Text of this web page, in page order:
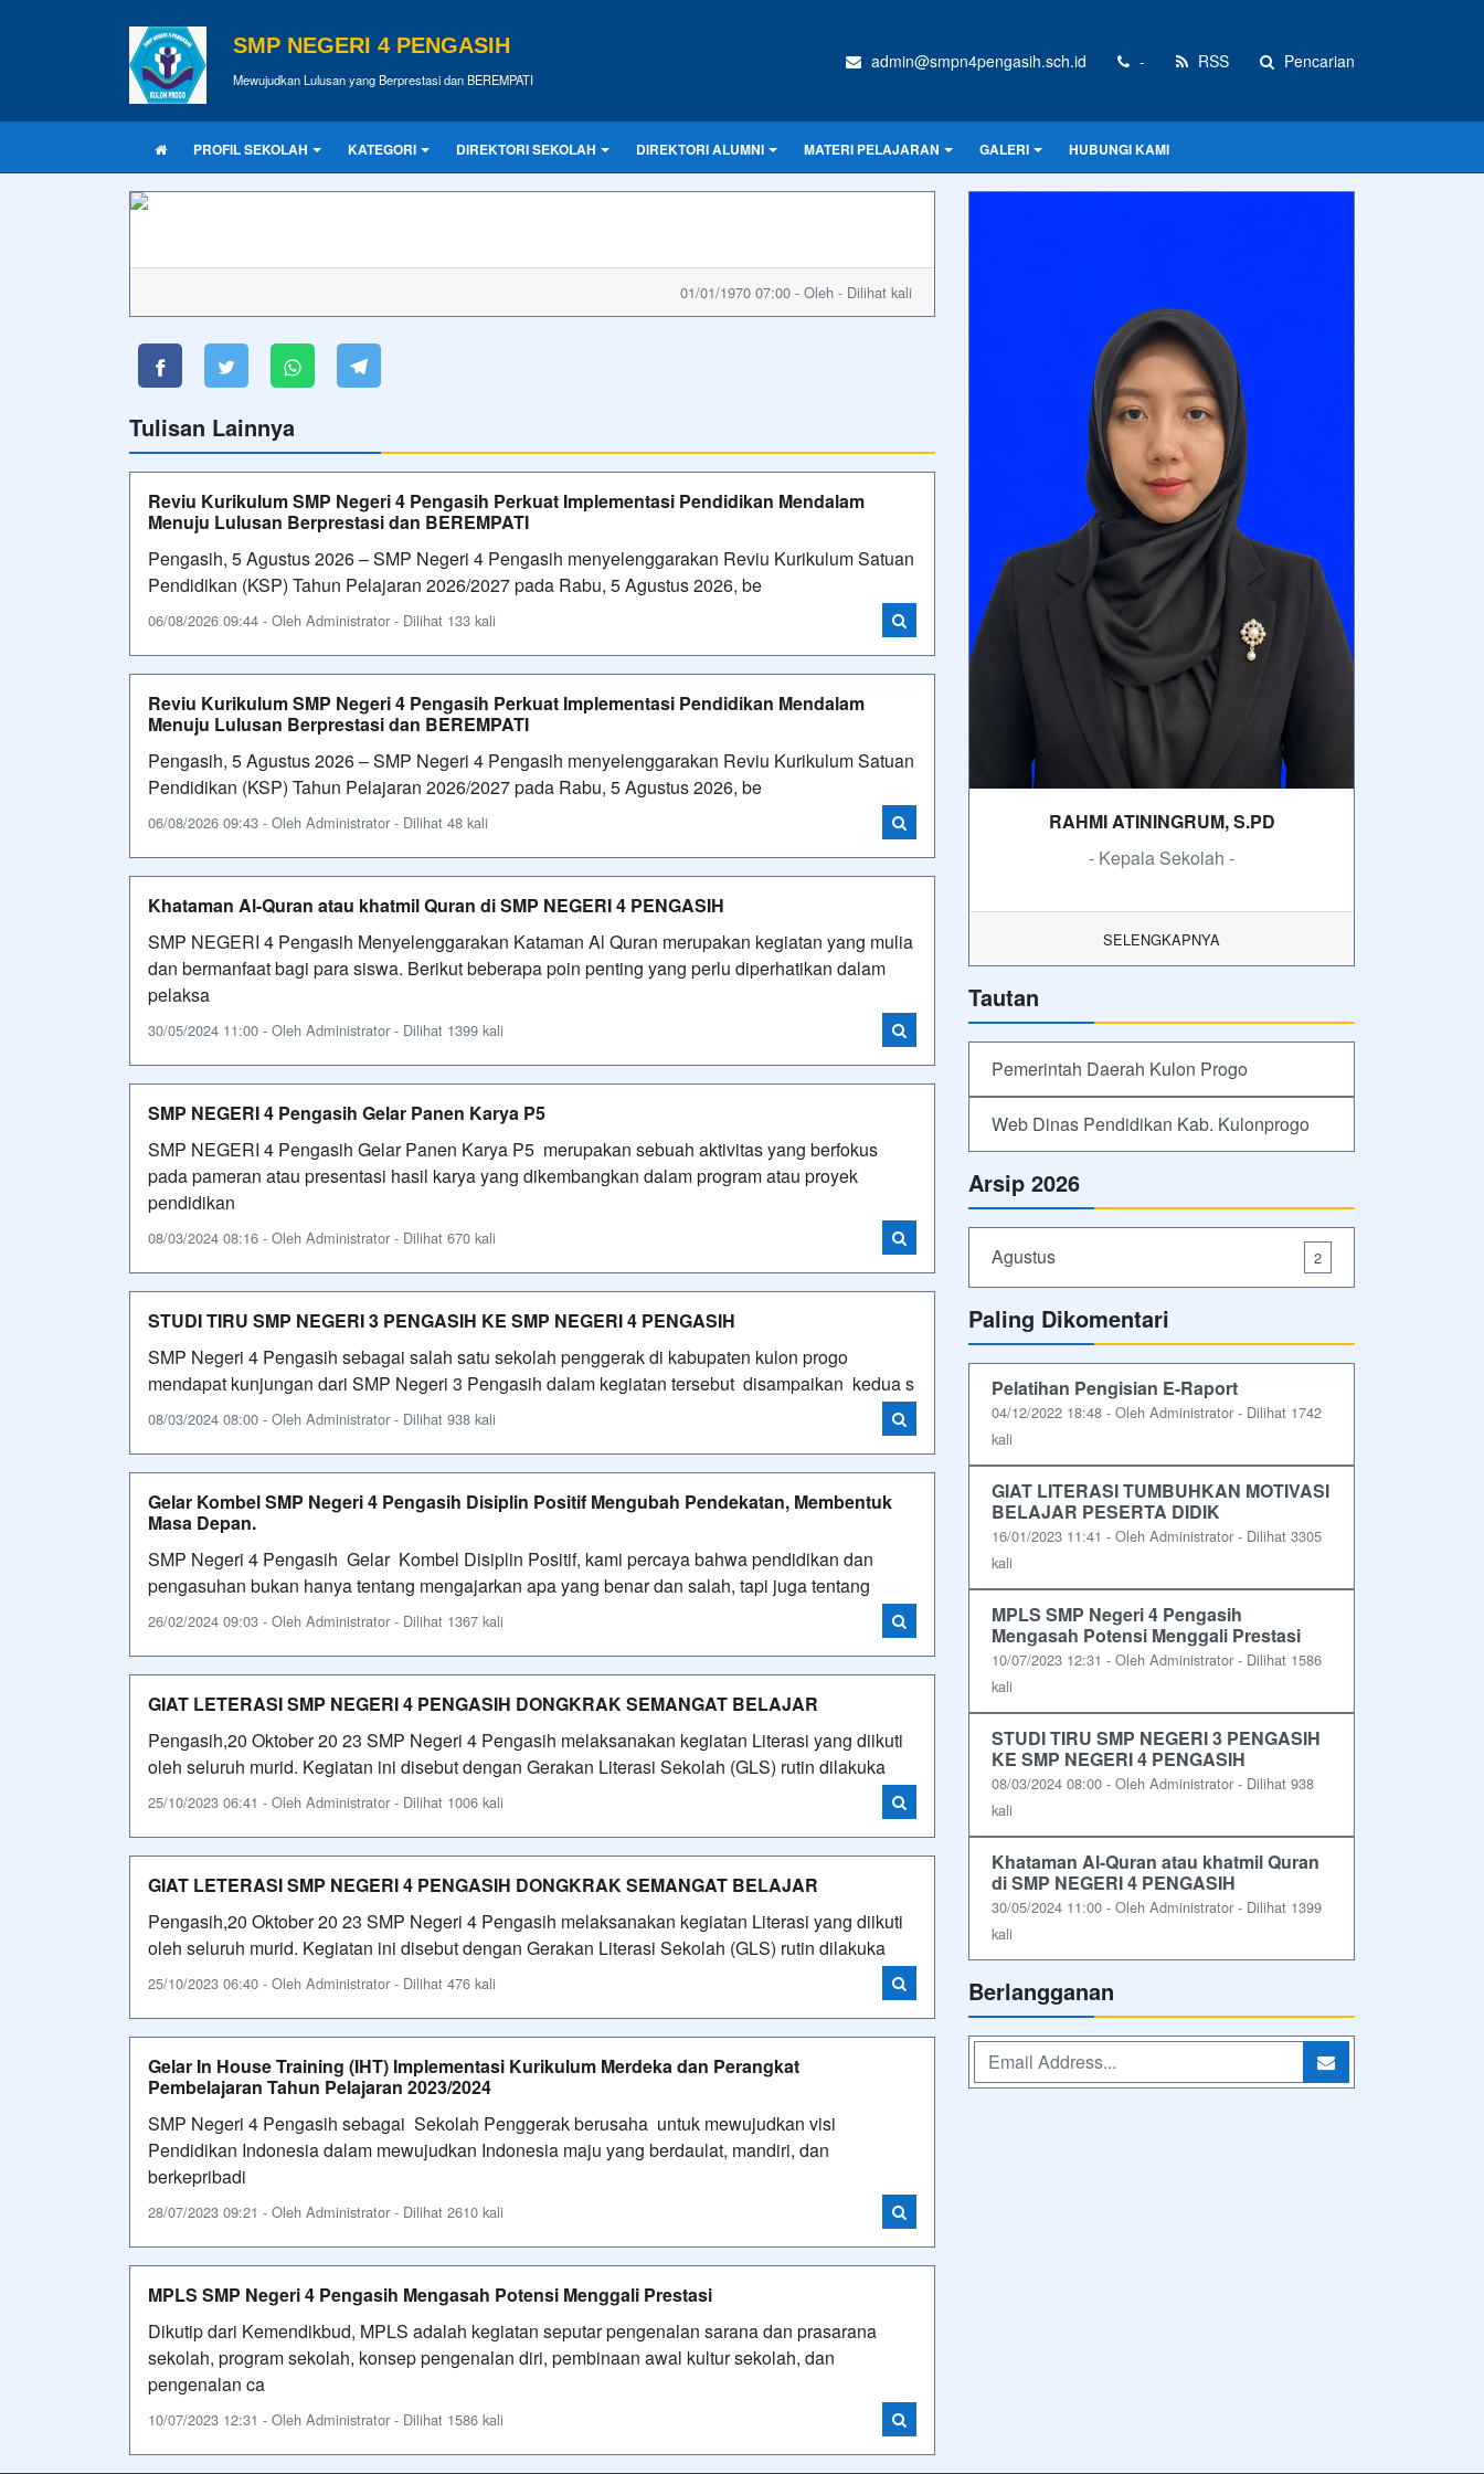
SMP NEGERI 4 PENGASIH
Mewujudkan Lulusan yang Berprestasi dan BEREMPATI
admin@smpn4pengasih.sch.id - RSS Pencarian
PROFIL SEKOLAH KATEGORI DIREKTORI SEKOLAH DIREKTORI ALUMNI MATERI PELAJARAN GALERI HUBUNGI KAMI
01/01/1970 07:00 - Oleh - Dilihat kali
Tulisan Lainnya
Reviu Kurikulum SMP Negeri 4 Pengasih Perkuat Implementasi Pendidikan Mendalam
Menuju Lulusan Berprestasi dan BEREMPATI
Pengasih, 5 Agustus 2026 – SMP Negeri 4 Pengasih menyelenggarakan Reviu Kurikulum Satuan
Pendidikan (KSP) Tahun Pelajaran 2026/2027 pada Rabu, 5 Agustus 2026, be
06/08/2026 09:44 - Oleh Administrator - Dilihat 133 kali
Reviu Kurikulum SMP Negeri 4 Pengasih Perkuat Implementasi Pendidikan Mendalam
Menuju Lulusan Berprestasi dan BEREMPATI
Pengasih, 5 Agustus 2026 – SMP Negeri 4 Pengasih menyelenggarakan Reviu Kurikulum Satuan
Pendidikan (KSP) Tahun Pelajaran 2026/2027 pada Rabu, 5 Agustus 2026, be
06/08/2026 09:43 - Oleh Administrator - Dilihat 48 kali
Khataman Al-Quran atau khatmil Quran di SMP NEGERI 4 PENGASIH
SMP NEGERI 4 Pengasih Menyelenggarakan Kataman Al Quran merupakan kegiatan yang mulia
dan bermanfaat bagi para siswa. Berikut beberapa poin penting yang perlu diperhatikan dalam
pelaksa
30/05/2024 11:00 - Oleh Administrator - Dilihat 1399 kali
SMP NEGERI 4 Pengasih Gelar Panen Karya P5
SMP NEGERI 4 Pengasih Gelar Panen Karya P5 merupakan sebuah aktivitas yang berfokus
pada pameran atau presentasi hasil karya yang dikembangkan dalam program atau proyek
pendidikan
08/03/2024 08:16 - Oleh Administrator - Dilihat 670 kali
STUDI TIRU SMP NEGERI 3 PENGASIH KE SMP NEGERI 4 PENGASIH
SMP Negeri 4 Pengasih sebagai salah satu sekolah penggerak di kabupaten kulon progo
mendapat kunjungan dari SMP Negeri 3 Pengasih dalam kegiatan tersebut disampaikan kedua s
08/03/2024 08:00 - Oleh Administrator - Dilihat 938 kali
Gelar Kombel SMP Negeri 4 Pengasih Disiplin Positif Mengubah Pendekatan, Membentuk
Masa Depan.
SMP Negeri 4 Pengasih Gelar Kombel Disiplin Positif, kami percaya bahwa pendidikan dan
pengasuhan bukan hanya tentang mengajarkan apa yang benar dan salah, tapi juga tentang
26/02/2024 09:03 - Oleh Administrator - Dilihat 1367 kali
GIAT LETERASI SMP NEGERI 4 PENGASIH DONGKRAK SEMANGAT BELAJAR
Pengasih,20 Oktober 20 23 SMP Negeri 4 Pengasih melaksanakan kegiatan Literasi yang diikuti
oleh seluruh murid. Kegiatan ini disebut dengan Gerakan Literasi Sekolah (GLS) rutin dilakuka
25/10/2023 06:41 - Oleh Administrator - Dilihat 1006 kali
GIAT LETERASI SMP NEGERI 4 PENGASIH DONGKRAK SEMANGAT BELAJAR
Pengasih,20 Oktober 20 23 SMP Negeri 4 Pengasih melaksanakan kegiatan Literasi yang diikuti
oleh seluruh murid. Kegiatan ini disebut dengan Gerakan Literasi Sekolah (GLS) rutin dilakuka
25/10/2023 06:40 - Oleh Administrator - Dilihat 476 kali
Gelar In House Training (IHT) Implementasi Kurikulum Merdeka dan Perangkat
Pembelajaran Tahun Pelajaran 2023/2024
SMP Negeri 4 Pengasih sebagai Sekolah Penggerak berusaha untuk mewujudkan visi
Pendidikan Indonesia dalam mewujudkan Indonesia maju yang berdaulat, mandiri, dan
berkepribadi
28/07/2023 09:21 - Oleh Administrator - Dilihat 2610 kali
MPLS SMP Negeri 4 Pengasih Mengasah Potensi Menggali Prestasi
Dikutip dari Kemendikbud, MPLS adalah kegiatan seputar pengenalan sarana dan prasarana
sekolah, program sekolah, konsep pengenalan diri, pembinaan awal kultur sekolah, dan
pengenalan ca
10/07/2023 12:31 - Oleh Administrator - Dilihat 1586 kali
RAHMI ATININGRUM, S.PD
- Kepala Sekolah -
SELENGKAPNYA
Tautan
Pemerintah Daerah Kulon Progo
Web Dinas Pendidikan Kab. Kulonprogo
Arsip 2026
Agustus 2
Paling Dikomentari
Pelatihan Pengisian E-Raport
04/12/2022 18:48 - Oleh Administrator - Dilihat 1742
kali
GIAT LITERASI TUMBUHKAN MOTIVASI
BELAJAR PESERTA DIDIK
16/01/2023 11:41 - Oleh Administrator - Dilihat 3305
kali
MPLS SMP Negeri 4 Pengasih
Mengasah Potensi Menggali Prestasi
10/07/2023 12:31 - Oleh Administrator - Dilihat 1586
kali
STUDI TIRU SMP NEGERI 3 PENGASIH
KE SMP NEGERI 4 PENGASIH
08/03/2024 08:00 - Oleh Administrator - Dilihat 938
kali
Khataman Al-Quran atau khatmil Quran
di SMP NEGERI 4 PENGASIH
30/05/2024 11:00 - Oleh Administrator - Dilihat 1399
kali
Berlangganan